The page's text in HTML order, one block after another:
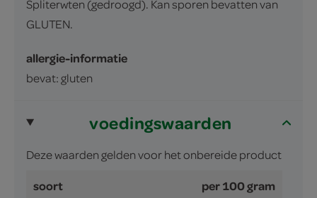
Spliterwten (gedroogd). Kan sporen bevatten van
GLUTEN.
allergie-informatie
bevat: gluten
voedingswaarden
Deze waarden gelden voor het onbereide product
soort per 100 gram